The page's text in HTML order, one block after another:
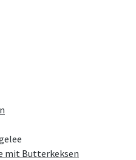
mit Butterkeksen